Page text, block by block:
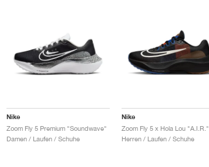
Nike
Zoom Fly 5 Premium "Soundwave"
Damen / Laufen / Schuhe
Nike
Zoom Fly 5 x Hola Lou "A.I.R."
Herren / Laufen / Schuhe